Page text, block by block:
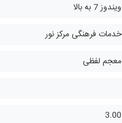
ویندوز 7 به بالا
خدمات فرهنگی مرکز نور
معجم لفظی
3.00